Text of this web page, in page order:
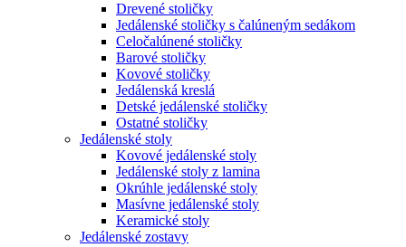
Drevené stoličky
Jedálenské stoličky s čalúneným sedákom
Celočalúnené stoličky
Barové stoličky
Kovové stoličky
Jedálenská kreslá
Detské jedálenské stoličky
Ostatné stoličky
Jedálenské stoly
Kovové jedálenské stoly
Jedálenské stoly z lamina
Okrúhle jedálenské stoly
Masívne jedálenské stoly
Keramické stoly
Jedálenské zostavy